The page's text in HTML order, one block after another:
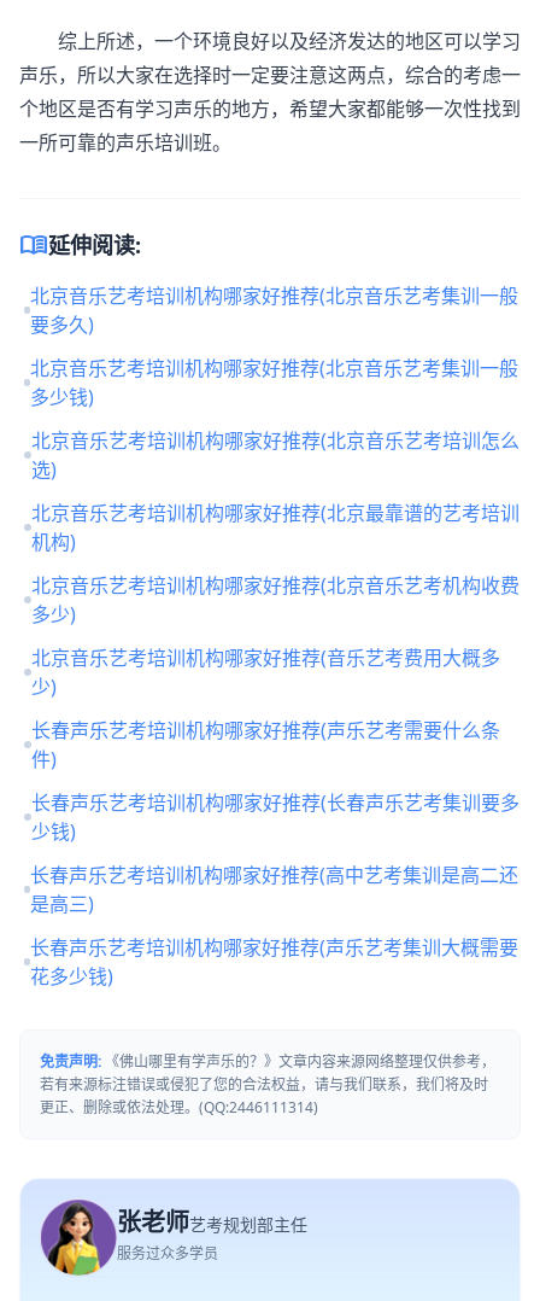
综上所述，一个环境良好以及经济发达的地区可以学习
声乐，所以大家在选择时一定要注意这两点，综合的考虑一
个地区是否有学习声乐的地方，希望大家都能够一次性找到
一所可靠的声乐培训班。
menu_book延伸阅读:
北京音乐艺考培训机构哪家好推荐(北京音乐艺考集训一般
要多久)
北京音乐艺考培训机构哪家好推荐(北京音乐艺考集训一般
多少钱)
北京音乐艺考培训机构哪家好推荐(北京音乐艺考培训怎么
选)
北京音乐艺考培训机构哪家好推荐(北京最靠谱的艺考培训
机构)
北京音乐艺考培训机构哪家好推荐(北京音乐艺考机构收费
多少)
北京音乐艺考培训机构哪家好推荐(音乐艺考费用大概多
少)
长春声乐艺考培训机构哪家好推荐(声乐艺考需要什么条
件)
长春声乐艺考培训机构哪家好推荐(长春声乐艺考集训要多
少钱)
长春声乐艺考培训机构哪家好推荐(高中艺考集训是高二还
是高三)
长春声乐艺考培训机构哪家好推荐(声乐艺考集训大概需要
花多少钱)
免责声明: 《佛山哪里有学声乐的？》文章内容来源网络整理仅供参考，
若有来源标注错误或侵犯了您的合法权益，请与我们联系，我们将及时
更正、删除或依法处理。(QQ:2446111314)
张老师艺考规划部主任
服务过众多学员